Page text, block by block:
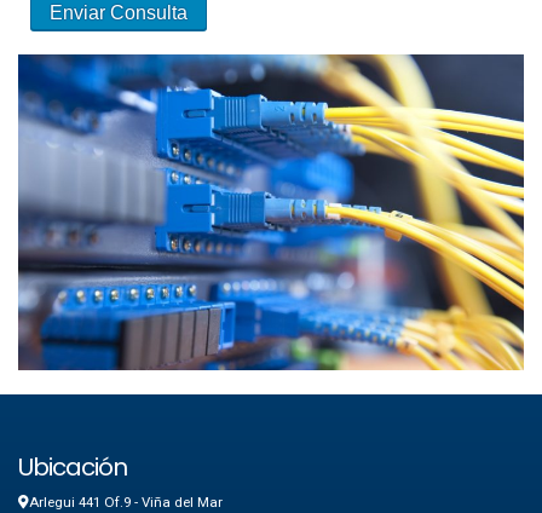
Ubicación
Arlegui 441 Of.9 - Viña del Mar